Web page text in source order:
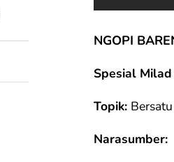
NGOPI
Spesial
Topik:Bersatu
Narasumber: